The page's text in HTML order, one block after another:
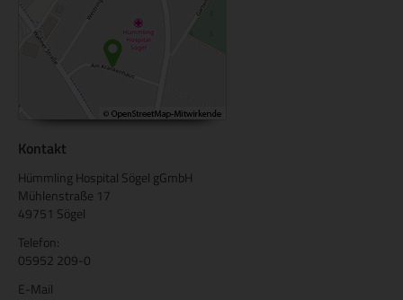
Kontakt
Hümmling Hospital Sögel gGmbH
Mühlenstraße 17
49751 Sögel
Telefon:
05952 209-0
E-Mail